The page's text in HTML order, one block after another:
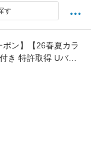
す
ポン】【26春夏カラ
き 特許取得 Uバッ
る ブラキャミ 締
ップ付き ノンワイ
レディース ホール